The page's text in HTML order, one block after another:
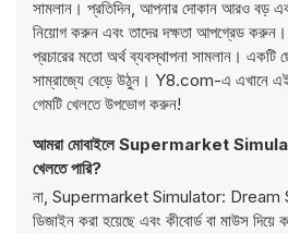
সামলান। প্রতিদিন, আপনার দোকান আরও বড়
নিয়োগ করুন এবং তাদের দক্ষতা আপগ্রেড করুন।
প্রচারের মতো অর্থ ব্যবস্থাপনা সামলান। একটি
সাম্রাজ্যে বেড়ে উঠুন। Y8.com-এ এখানে এই
গেমটি খেলতে উপভোগ করুন!
আমরা মোবাইলে Supermarket
খেলতে পারি?
না, Supermarket Simulator: Dream
ডিজাইন করা হয়েছে এবং কীবোর্ড বা মাউস দিয়ে